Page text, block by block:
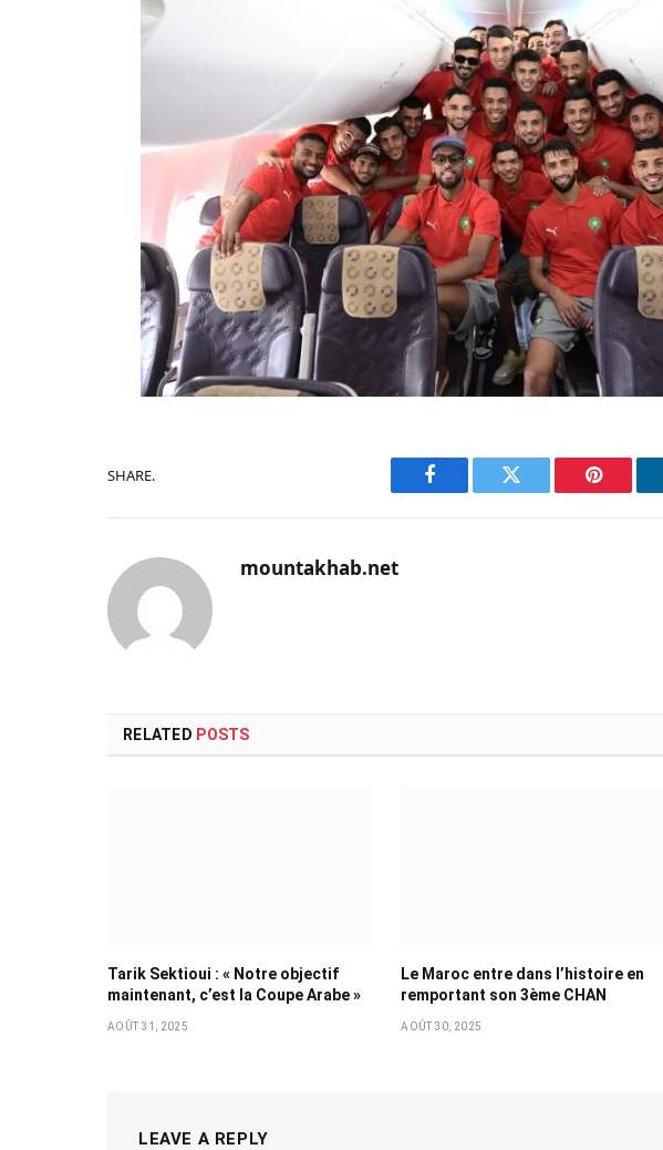
SHARE.
Facebook Twitter Pinterest
mountakhab.net
RELATED POSTS
Tarik Sektioui : « Notre objectif
maintenant, c’est la Coupe Arabe »
AOÛT 31, 2025
Le Maroc entre dans l’histoire en
remportant son 3ème CHAN
AOÛT 30, 2025
LEAVE A REPLY